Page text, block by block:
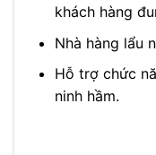
khách hàng
Nhà hàng lẩu
Hỗ trợ chức
ninh hầm.